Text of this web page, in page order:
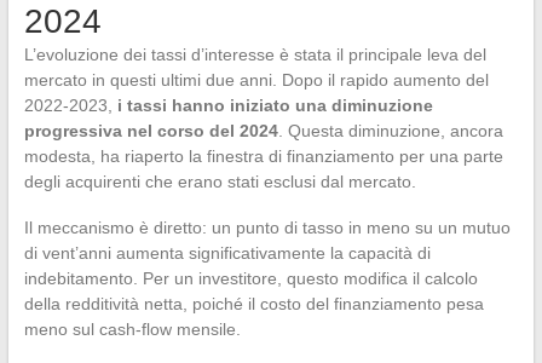
2024
L’evoluzione dei tassi d’interesse è stata il principale leva del
mercato in questi ultimi due anni. Dopo il rapido aumento del
2022-2023, i tassi hanno iniziato una diminuzione
progressiva nel corso del 2024. Questa diminuzione, ancora
modesta, ha riaperto la finestra di finanziamento per una parte
degli acquirenti che erano stati esclusi dal mercato.
Il meccanismo è diretto: un punto di tasso in meno su un mutuo
di vent’anni aumenta significativamente la capacità di
indebitamento. Per un investitore, questo modifica il calcolo
della redditività netta, poiché il costo del finanziamento pesa
meno sul cash-flow mensile.